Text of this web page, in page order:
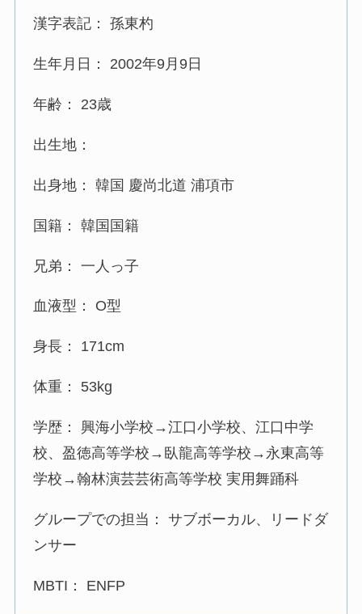
漢字表記： 孫東杓
生年月日： 2002年9月9日
年齢： 23歳
出生地：
出身地： 韓国 慶尚北道 浦項市
国籍： 韓国国籍
兄弟： 一人っ子
血液型： O型
身長： 171cm
体重： 53kg
学歴： 興海小学校→江口小学校、江口中学
校、盈徳高等学校→臥龍高等学校→永東高等
学校→翰林演芸芸術高等学校 実用舞踊科
グループでの担当： サブボーカル、リードダ
ンサー
MBTI： ENFP